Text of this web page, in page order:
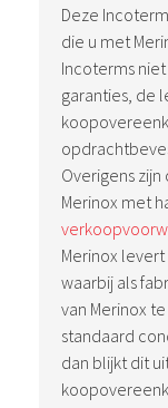
Deze
die u met
Incoterms
garanties, de
Overigens
Merinox met
Merinox levert
waarbij als
van Merinox
standaard
dan blijkt dit